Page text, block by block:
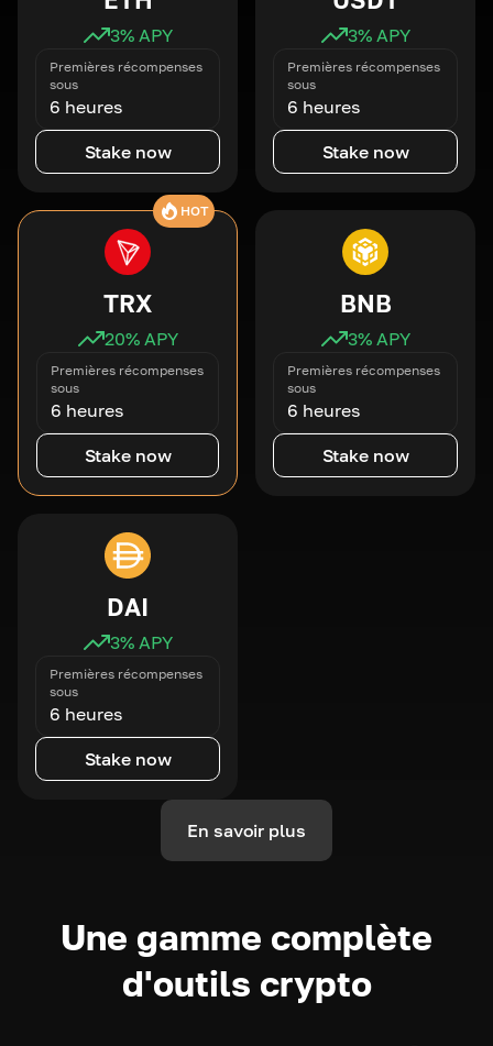
3% APY
Premières récompenses
sous
6 heures
Stake now
3% APY
Premières récompenses
sous
6 heures
Stake now
HOT
TRX
20% APY
Premières récompenses
sous
6 heures
Stake now
BNB
3% APY
Premières récompenses
sous
6 heures
Stake now
DAI
3% APY
Premières récompenses
sous
6 heures
Stake now
En savoir plus
Une gamme complète
d'outils crypto